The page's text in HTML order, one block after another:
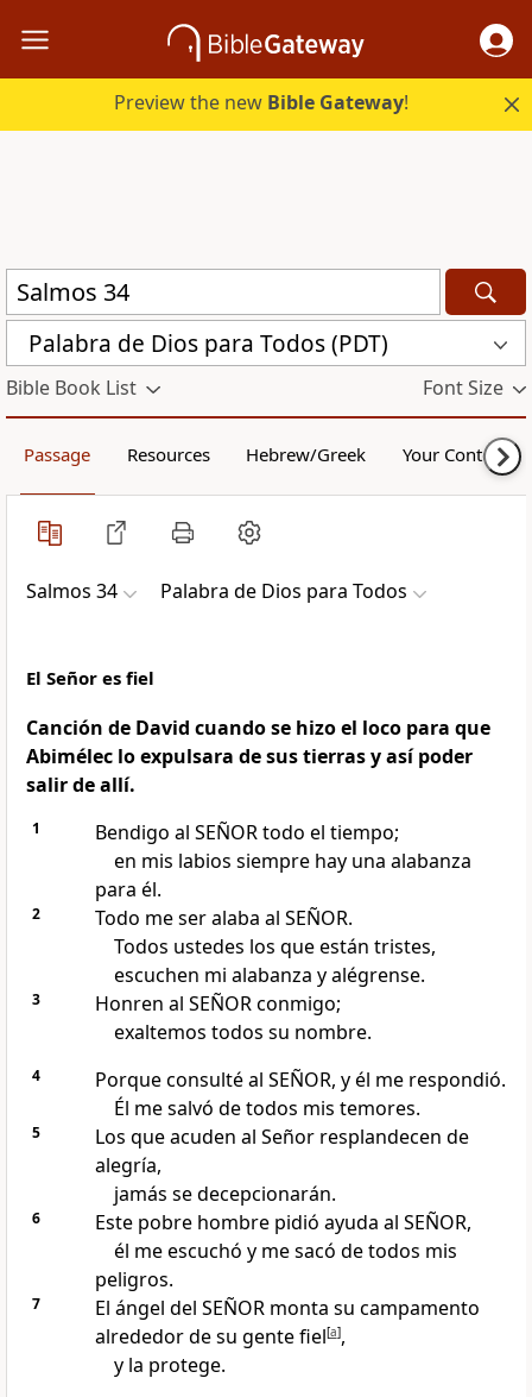
Preview the new Bible Gateway!
Palabra de Dios para Todos (PDT)
Bible Book List Font Size
Passage Resources Hebrew/Greek Your Content
Salmos 34 Palabra de Dios para Todos
El Señor es fiel
Canción de David cuando se hizo el loco para que
Abimélec lo expulsara de sus tierras y así poder
salir de allí.
1
Bendigo al SEÑOR todo el tiempo;
en mis labios siempre hay una alabanza
para él.
2
Todo me ser alaba al SEÑOR.
Todos ustedes los que están tristes,
escuchen mi alabanza y alégrense.
3
Honren al SEÑOR conmigo;
exaltemos todos su nombre.
4
Porque consulté al SEÑOR, y él me respondió.
Él me salvó de todos mis temores.
5
Los que acuden al Señor resplandecen de
alegría,
jamás se decepcionarán.
6
Este pobre hombre pidió ayuda al SEÑOR,
él me escuchó y me sacó de todos mis
peligros.
7
El ángel del SEÑOR monta su campamento
alrededor de su gente fiel[a],
y la protege.